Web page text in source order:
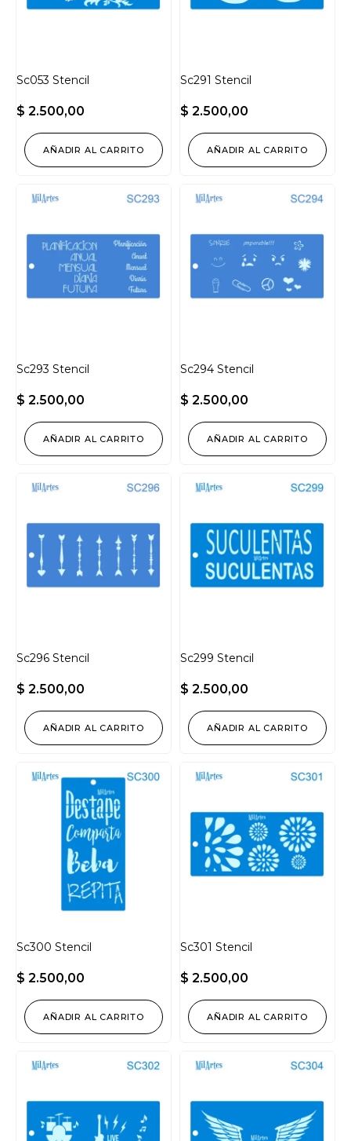
Sc053 Stencil
$ 2.500,00
AÑADIR AL CARRITO
Sc291 Stencil
$ 2.500,00
AÑADIR AL CARRITO
Sc293 Stencil
$ 2.500,00
AÑADIR AL CARRITO
Sc294 Stencil
$ 2.500,00
AÑADIR AL CARRITO
Sc296 Stencil
$ 2.500,00
AÑADIR AL CARRITO
Sc299 Stencil
$ 2.500,00
AÑADIR AL CARRITO
Sc300 Stencil
$ 2.500,00
AÑADIR AL CARRITO
Sc301 Stencil
$ 2.500,00
AÑADIR AL CARRITO